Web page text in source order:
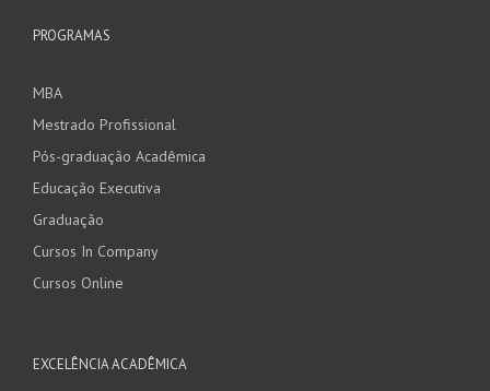
PROGRAMAS
MBA
Mestrado Profissional
Pós-graduação Acadêmica
Educação Executiva
Graduação
Cursos In Company
Cursos Online
EXCELÊNCIA ACADÊMICA